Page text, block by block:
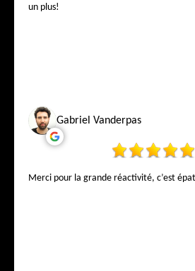
un plus!
Gabriel Vanderpas
Merci pour la grande réactivité, c’est